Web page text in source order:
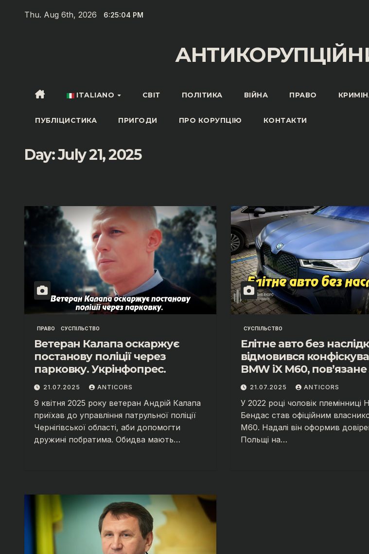
Thu. Aug 6th, 2026 6:25:05 PM
ITALIANO СВІТ ПОЛІТИКА ВІЙНА ПРАВО
ПУБЛІЦИСТИКА ПРИГОДИ ПРО КОРУПЦІЮ КОНТАКТИ
Day:July 21, 2025
ПРАВО СУСПІЛЬСТВО
Ветеран Калапа оскаржує
постанову поліції через
парковку. Укрінфопрес.
21.07.2025 ANTICORS
9 квітня 2025 року ветеран Андрій Калапа
приїхав до управління патрульної поліції
Чернігівської області, аби допомогти
дружині побратима. Обидва мають…
СУСПІЛЬСТВО
Елітне авто без
відмовився
BMW iX M60, пов’язане
ексчиновницею ДПС
Бендас?
21.07.2025 ANTICORS
У 2022 році чоловік племінниці
Бендас став офіційним
M60. Надалі він оформив
Польщі на…